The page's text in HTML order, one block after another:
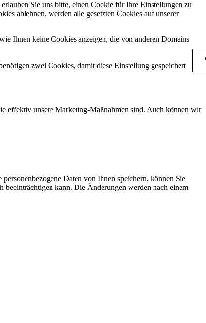
Sie uns bitte, einen Cookie für Ihre Einstellungen zu
ablehnen, werden alle gesetzten Cookies auf unserer
Ihnen keine Cookies anzeigen, die von anderen Domains
zwei Cookies, damit diese Einstellung gespeichert
effektiv unsere Marketing-Maßnahmen sind. Auch können wir
Daten von Ihnen speichern, können Sie
beeinträchtigen kann. Die Änderungen werden nach einem